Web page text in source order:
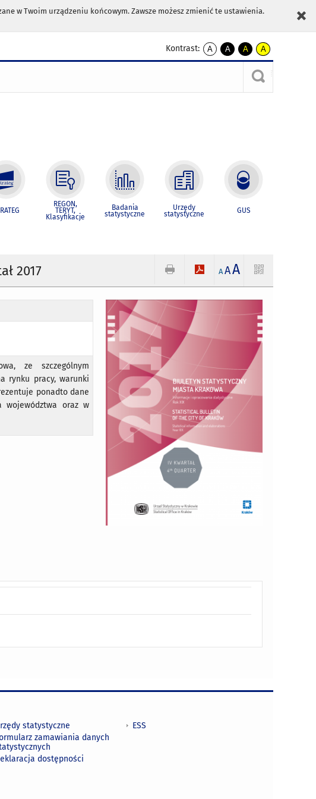
w Twoim urządzeniu końcowym. Zawsze możesz zmienić te ustawienia.
Kontrast:
A
kontrast
A
kontrast
czarnym
A
kontrast
żółty
tekst
czarnym
A
kontrast
czarny
tekst
żółtym
REGON,
TERYT,
Klasyfikacje
Badania
statystyczne
Urzędy
statystyczne GUS
2017 A AA
ze szczególnym
rynku pracy, warunki
ponadto dane
oraz w
statystyczne
zamawiania danych
dostępności
ESS